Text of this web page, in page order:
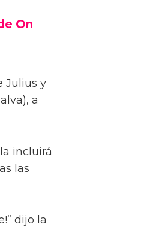
On
Julius y
a
incluirá
las
dijo la